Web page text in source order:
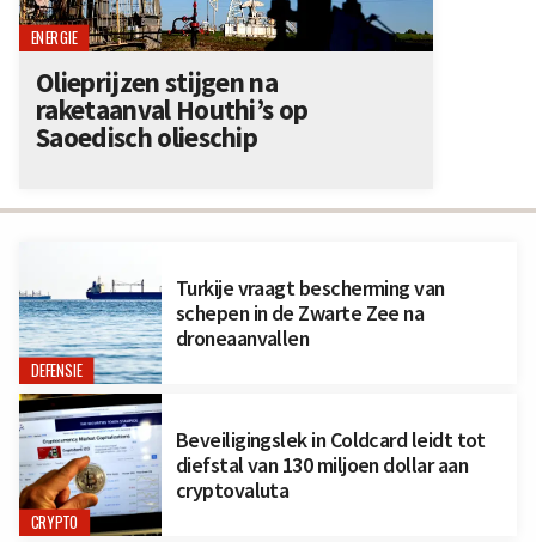
DEFENSIE
Turkije vraagt bescherming van
schepen in de Zwarte Zee na
droneaanvallen
CRYPTO
Beveiligingslek in Coldcard leidt tot
diefstal van 130 miljoen dollar aan
cryptovaluta
ENERGIE
Olieprijzen stijgen na
raketaanval Houthi’s op
Saoedisch olieschip